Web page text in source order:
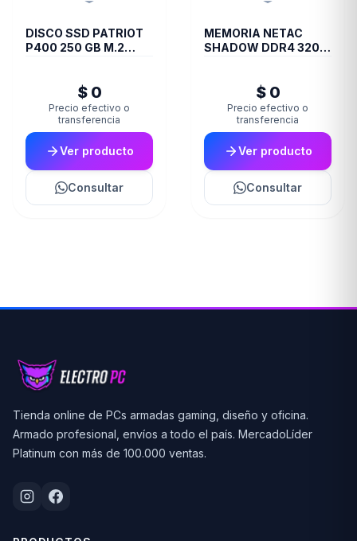
DISCO SSD PATRIOT
P400 250 GB M.2
$ 0
Precio efectivo o
transferencia
Ver producto
Consultar
MEMORIA NETAC
SHADOW DDR4 3200
$ 0
Precio efectivo o
transferencia
Ver producto
Consultar
Tienda online de PCs armadas gaming, diseño y oficina.
Armado profesional, envíos a todo el país. MercadoLíder
Platinum con más de 100.000 ventas.